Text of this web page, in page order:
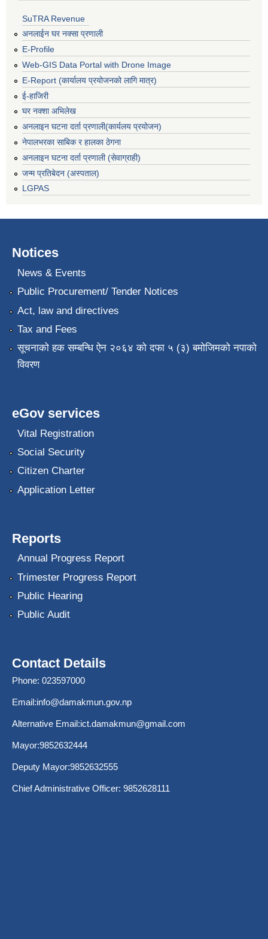
SuTRA Revenue
अनलाईन घर नक्सा प्रणाली
E-Profile
Web-GIS Data Portal with Drone Image
E-Report (कार्यालय प्रयोजनको लागि मात्र)
ई-हाजिरी
घर नक्शा अभिलेख
अनलाइन घटना दर्ता प्रणाली(कार्यलय प्रयोजन)
नेपालभरका साबिक र हालका ठेगना
अनलाइन घटना दर्ता प्रणाली (सेवाग्राही)
जन्म प्रतिबेदन (अस्पताल)
LGPAS
Notices
News & Events
Public Procurement/ Tender Notices
Act, law and directives
Tax and Fees
सूचनाको हक सम्बन्धि ऐन २०६४ को दफा ५ (३) बमोजिमको नपाको
विवरण
eGov services
Vital Registration
Social Security
Citizen Charter
Application Letter
Reports
Annual Progress Report
Trimester Progress Report
Public Hearing
Public Audit
Contact Details
Phone: 023597000
Email:info@damakmun.gov.np
Alternative Email:ict.damakmun@gmail.com
Mayor:9852632444
Deputy Mayor:9852632555
Chief Administrative Officer: 9852628111